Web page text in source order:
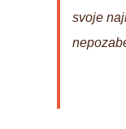
svoje